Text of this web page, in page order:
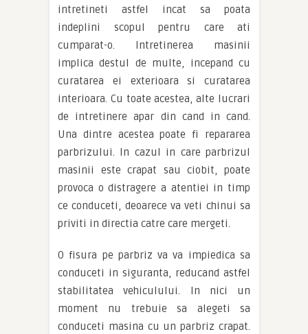
intretineti astfel incat sa poata
indeplini scopul pentru care ati
cumparat-o. Intretinerea masinii
implica destul de multe, incepand cu
curatarea ei exterioara si curatarea
interioara. Cu toate acestea, alte lucrari
de intretinere apar din cand in cand.
Una dintre acestea poate fi repararea
parbrizului. In cazul in care parbrizul
masinii este crapat sau ciobit, poate
provoca o distragere a atentiei in timp
ce conduceti, deoarece va veti chinui sa
priviti in directia catre care mergeti.
O fisura pe parbriz va va impiedica sa
conduceti in siguranta, reducand astfel
stabilitatea vehiculului. In nici un
moment nu trebuie sa alegeti sa
conduceti masina cu un parbriz crapat.